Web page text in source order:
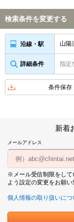
検索条件を変更する
沿線・駅 山陽
詳細条件 指定
条件保存
新着
メールアドレス
※メール受信制限をして
よう設定の変更をお願い
個人情報の取り扱いにつ